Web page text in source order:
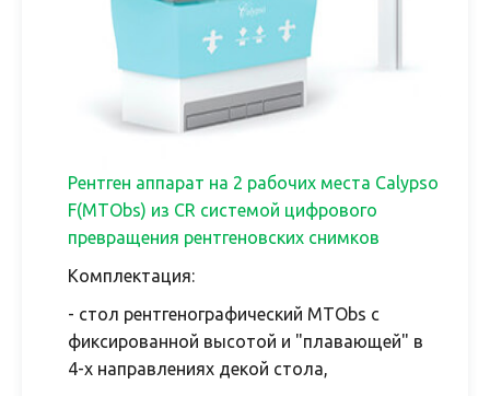
Рентген аппарат на 2 рабочих места Calypso
F(MTObs) из CR системой цифрового
превращения рентгеновских снимков
Комплектация:
- стол рентгенографический MTObs с
фиксированной высотой и "плавающей" в
4-х направлениях декой стола,